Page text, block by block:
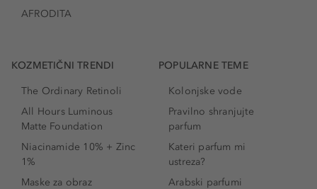
AFRODITA
KOZMETIČNI TRENDI
The Ordinary Retinoli
All Hours Luminous
Matte Foundation
Niacinamide 10% + Zinc
1%
Maske za obraz
POPULARNE TEME
Kolonjske vode
Pravilno shranjujte
parfum
Kateri parfum mi
ustreza?
Arabski parfumi